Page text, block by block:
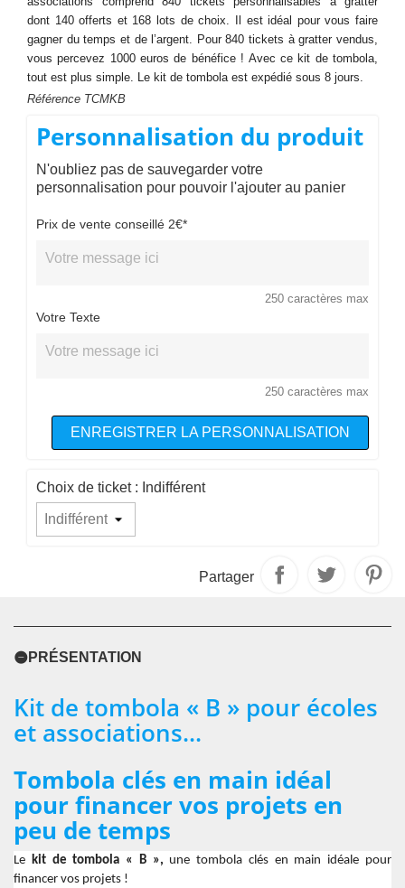
dont 140 offerts et 168 lots de choix. Il est idéal pour vous faire
gagner du temps et de l’argent. Pour 840 tickets à gratter vendus,
vous percevez 1000 euros de bénéfice ! Avec ce kit de tombola,
tout est plus simple. Le kit de tombola est expédié sous 8 jours.
Référence TCMKB
Personnalisation du produit
N'oubliez pas de sauvegarder votre
personnalisation pour pouvoir l'ajouter au panier
Prix de vente conseillé 2€*
250 caractères max
Votre Texte
250 caractères max
ENREGISTRER LA PERSONNALISATION
Choix de ticket : Indifférent
Partager
PRÉSENTATION
Kit de tombola « B » pour écoles
et associations...
Tombola clés en main idéal
pour financer vos projets en
peu de temps
Le kit de tombola « B », une tombola clés en main idéale pour
financer vos projets !